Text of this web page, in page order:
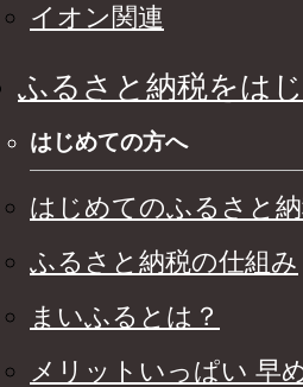
イオン関連
ふるさと納税をは
はじめての方へ
はじめてのふるさと
ふるさと納税の仕組み
まいふるとは？
メリットいっぱい 早